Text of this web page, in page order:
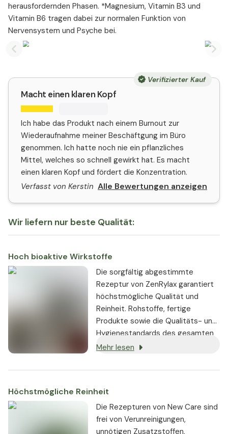
herausfordernden Phasen. *Magnesium, Vitamin B3 und
Vitamin B6 tragen dabei zur normalen Funktion von
Nervensystem und Psyche bei.
Previous slide
Verifizierter Kauf
Macht einen klaren Kopf
Ich habe das Produkt nach einem Burnout zur
Wiederaufnahme meiner Beschäftgung im Büro
genommen. Ich hatte noch nie ein pflanzliches
Mittel, welches so schnell gewirkt hat. Es macht
einen klaren Kopf und fördert die Konzentration.
Verfasst von Kerstin Alle Bewertungen anzeigen
Wir liefern nur beste Qualität:
Hoch bioaktive Wirkstoffe
Die sorgfältig abgestimmte
Rezeptur von ZenRylax garantiert
höchstmögliche Qualität und
Reinheit. Rohstoffe, fertige
Produkte sowie die Qualitäts- und
Hygienestandards des gesamten
Produktionsprozesses werden
Mehr lesen
Höchstmögliche Reinheit
Die Rezepturen von New Care sind
frei von Verunreinigungen,
unnötigen Zusatzstoffen,